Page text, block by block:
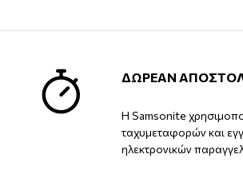
ΔΩΡΕΑΝ
Η Samsonite
ταχυμεταφορών και
ηλεκτρονικών